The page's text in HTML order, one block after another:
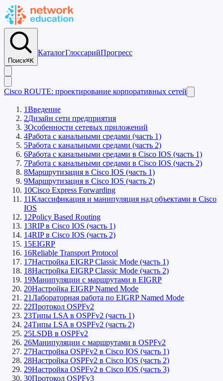
Поиск⌘K
КаталогГлоссарийПрогресс
Cisco ROUTE: проектирование корпоративных сетей
1Введение
2Дизайн сети предприятия
3Особенности сетевых приложений
4Работа с канальными средами (часть 1)
5Работа с канальными средами (часть 2)
6Работа с канальными средами в Cisco IOS (часть 1)
7Работа с канальными средами в Cisco IOS (часть 2)
8Маршрутизация в Cisco IOS (часть 1)
9Маршрутизация в Cisco IOS (часть 2)
10Cisco Express Forwarding
11Классификация и манипуляция над объектами в Cisco
IOS
12Policy Based Routing
13RIP в Cisco IOS (часть 1)
14RIP в Cisco IOS (часть 2)
15EIGRP
16Reliable Transport Protocol
17Настройка EIGRP Classic Mode (часть 1)
18Настройка EIGRP Classic Mode (часть 2)
19Манипуляции с маршрутами в EIGRP
20Настройка EIGRP Named Mode
21Лабораторная работа по EIGRP Named Mode
22Протокол OSPFv2
23Типы LSA в OSPFv2 (часть 1)
24Типы LSA в OSPFv2 (часть 2)
25LSDB в OSPFv2
26Манипуляции с маршрутами в OSPFv2
27Настройка OSPFv2 в Cisco IOS (часть 1)
28Настройка OSPFv2 в Cisco IOS (часть 2)
29Настройка OSPFv2 в Cisco IOS (часть 3)
30Протокол OSPFv3